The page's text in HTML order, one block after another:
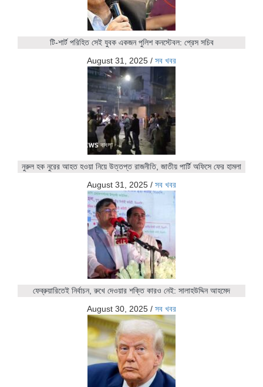
টি-শার্ট পরিহিত সেই যুবক একজন পুলিশ কনস্টেবল: প্রেস সচিব
August 31, 2025 / সব খবর
নুরুল হক নুরের আহত হওয়া নিয়ে উত্তপ্ত রাজনীতি, জাতীয় পার্টি অফিসে ফের হামলা
August 31, 2025 / সব খবর
ফেব্রুয়ারিতেই নির্বাচন, রুখে দেওয়ার শক্তি কারও নেই: সালাহউদ্দিন আহমেদ
August 30, 2025 / সব খবর